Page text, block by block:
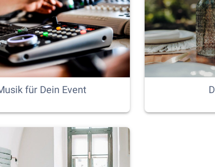
für Dein Event